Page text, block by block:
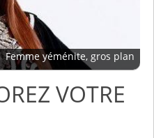
Femme yéménite, gros plan
VOTRE